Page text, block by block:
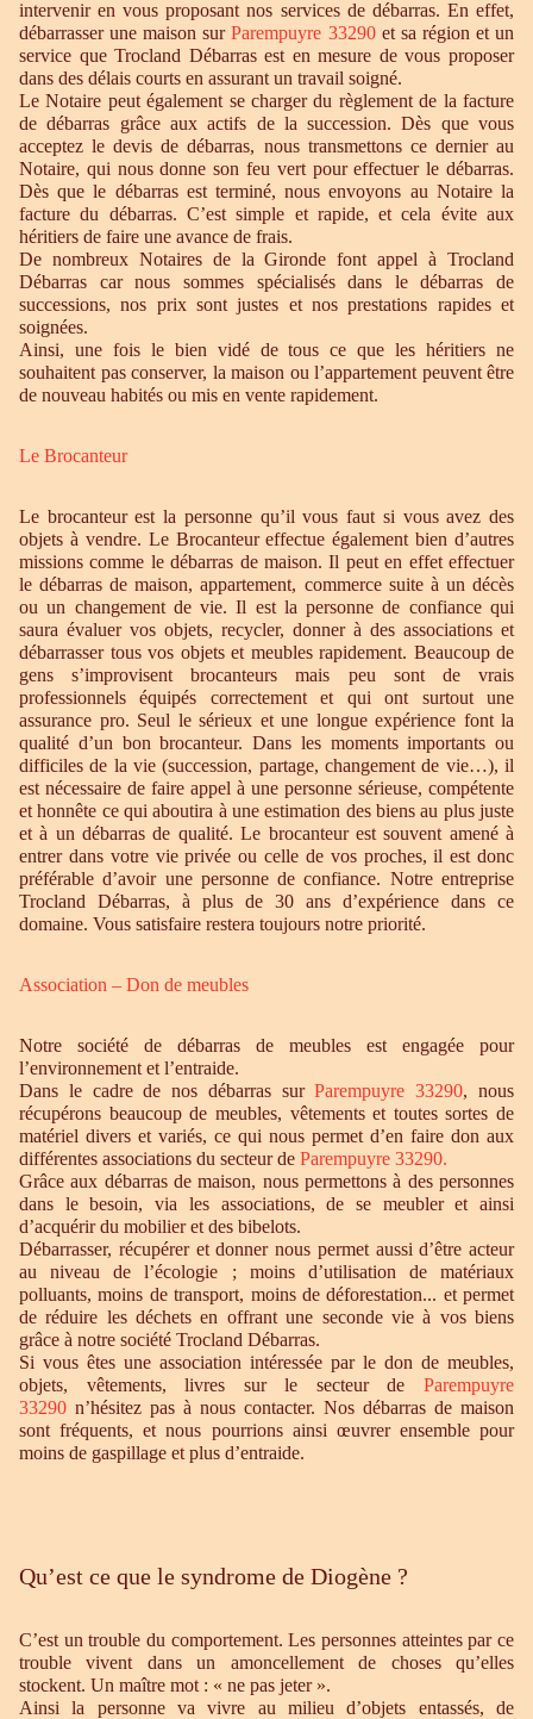
intervenir en vous proposant nos services de débarras. En effet,
débarrasser une maison surParempuyre 33290et sa région et un
service que Trocland Débarras est en mesure de vous proposer
dans des délais courts en assurant un travail soigné.
Le Notaire peut également se charger du règlement de la facture
de débarras grâce aux actifs de la succession. Dès que vous
acceptez le devis de débarras, nous transmettons ce dernier au
Notaire, qui nous donne son feu vert pour effectuer le débarras.
Dès que le débarras est terminé, nous envoyons au Notaire la
facture du débarras. C’est simple et rapide, et cela évite aux
héritiers de faire une avance de frais.
De nombreux Notaires de la Gironde font appel à Trocland
Débarras car nous sommes spécialisés dans le débarras de
successions, nos prix sont justes et nos prestations rapides et
soignées.
Ainsi, une fois le bien vidé de tous ce que les héritiers ne
souhaitent pas conserver, la maison ou l’appartement peuvent être
de nouveau habités ou mis en vente rapidement.
Le Brocanteur
Le brocanteur est la personne qu’il vous faut si vous avez des
objets à vendre. Le Brocanteur effectue également bien d’autres
missions comme le débarras de maison. Il peut en effet effectuer
le débarras de maison, appartement, commerce suite à un décès
ou un changement de vie. Il est la personne de confiance qui
saura évaluer vos objets, recycler, donner à des associations et
débarrasser tous vos objets et meubles rapidement. Beaucoup de
gens s’improvisent brocanteurs mais peu sont de vrais
professionnels équipés correctement et qui ont surtout une
assurance pro. Seul le sérieux et une longue expérience font la
qualité d’un bon brocanteur. Dans les moments importants ou
difficiles de la vie (succession, partage, changement de vie…), il
est nécessaire de faire appel à une personne sérieuse, compétente
et honnête ce qui aboutira à une estimation des biens au plus juste
et à un débarras de qualité. Le brocanteur est souvent amené à
entrer dans votre vie privée ou celle de vos proches, il est donc
préférable d’avoir une personne de confiance. Notre entreprise
Trocland Débarras, à plus de 30 ans d’expérience dans ce
domaine. Vous satisfaire restera toujours notre priorité.
Association – Don de meubles
Notre société de débarras de meubles est engagée pour
l’environnement et l’entraide.
Dans le cadre de nos débarras surParempuyre 33290, nous
récupérons beaucoup de meubles, vêtements et toutes sortes de
matériel divers et variés, ce qui nous permet d’en faire don aux
différentes associations du secteur de Parempuyre 33290.
Grâce aux débarras de maison, nous permettons à des personnes
dans le besoin, via les associations, de se meubler et ainsi
d’acquérir du mobilier et des bibelots.
Débarrasser, récupérer et donner nous permet aussi d’être acteur
au niveau de l’écologie ; moins d’utilisation de matériaux
polluants, moins de transport, moins de déforestation... et permet
de réduire les déchets en offrant une seconde vie à vos biens
grâce à notre société Trocland Débarras.
Si vous êtes une association intéressée par le don de meubles,
objets, vêtements, livres sur le secteur de Parempuyre
33290 n’hésitez pas à nous contacter. Nos débarras de maison
sont fréquents, et nous pourrions ainsi œuvrer ensemble pour
moins de gaspillage et plus d’entraide.
Qu’est ce que le syndrome de Diogène ?
C’est un trouble du comportement. Les personnes atteintes par ce
trouble vivent dans un amoncellement de choses qu’elles
stockent. Un maître mot : « ne pas jeter ».
Ainsi la personne va vivre au milieu d’objets entassés, de